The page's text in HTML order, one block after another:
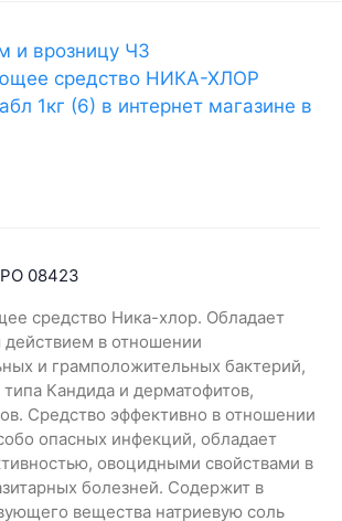
08423
средство Ника-хлор. Обладает
в отношении
и грамположительных бактерий,
типа Кандида и дерматофитов,
Средство эффективно в отношении
опасных инфекций, обладает
овоцидными свойствами в
болезней. Содержит в
вещества натриевую соль